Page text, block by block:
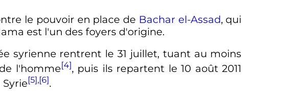
le pouvoir en place de Bachar el-Assad, qui
est l'un des foyers d'origine.
syrienne rentrent le31 juillet, tuant au moins
l'homme[4], puis ils repartent le10 août 2011
[5],[6].